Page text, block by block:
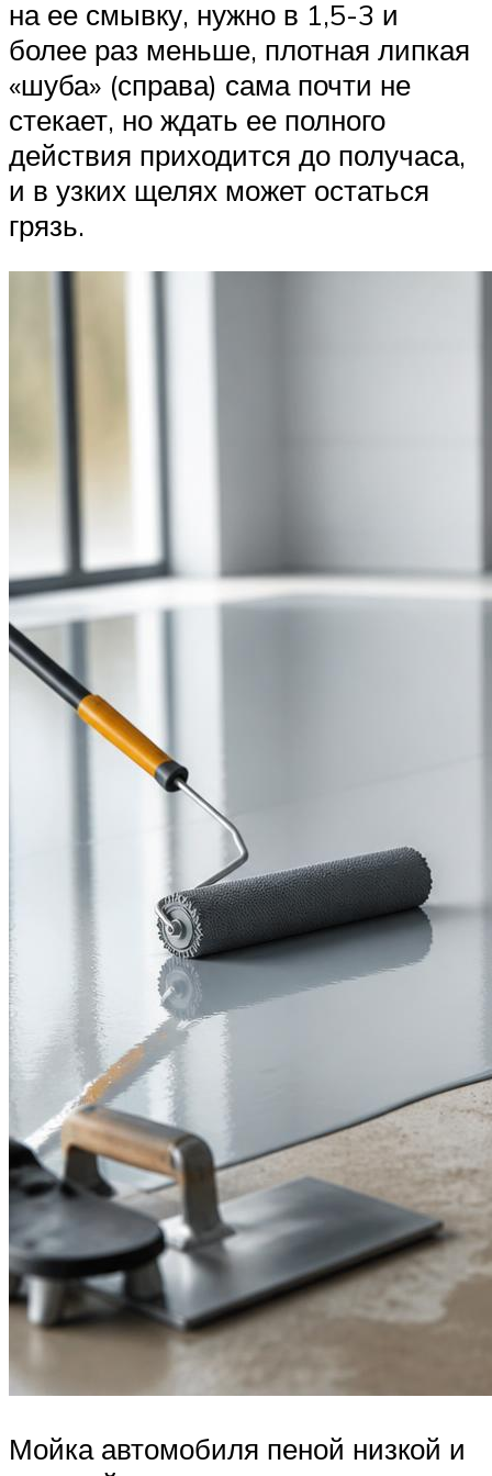
на ее смывку, нужно в 1,5-3 и
более раз меньше, плотная липкая
«шуба» (справа) сама почти не
стекает, но ждать ее полного
действия приходится до получаса,
и в узких щелях может остаться
грязь.
Мойка автомобиля пеной низкой и